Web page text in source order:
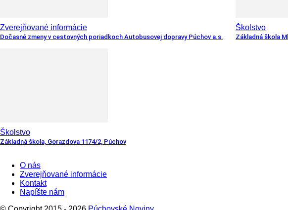
Zverejňované informácie
Dočasné zmeny v cestovných poriadkoch Autobusovej dopravy Púchov a.s.
Školstvo
Základná škola
Školstvo
Základná škola, Gorazdova 1174/2, Púchov
O nás
Zverejňované informácie
Kontakt
Napíšte nám